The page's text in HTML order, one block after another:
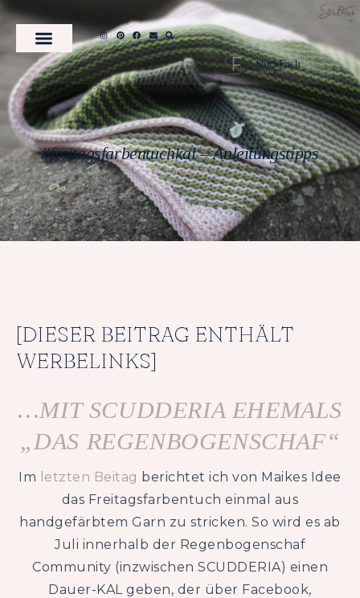
#freitagsfarbentuchkal – Anleitungstipps
17. Juni 2018
[DIESER BEITRAG ENTHÄLT
WERBELINKS]
…MIT SCUDDERIA EHEMALS
„DAS REGENBOGENSCHAF“
Im letzten Beitag berichtet ich von Maikes Idee
das Freitagsfarbentuch einmal aus
handgefärbtem Garn zu stricken. So wird es ab
Juli innerhalb der Regenbogenschaf
Community (inzwischen SCUDDERIA) einen
Dauer-KAL geben, der über Facebook,